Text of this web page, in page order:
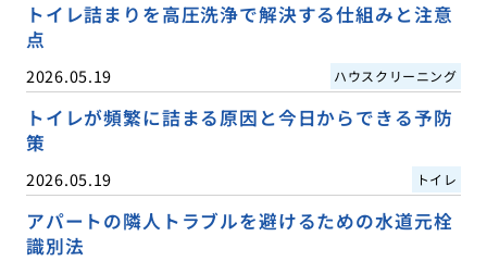
トイレ詰まりを高圧洗浄で解決する仕組みと注意
点
2026.05.19 ハウスクリーニング
トイレが頻繁に詰まる原因と今日からできる予防
策
2026.05.19 トイレ
アパートの隣人トラブルを避けるための水道元栓
識別法